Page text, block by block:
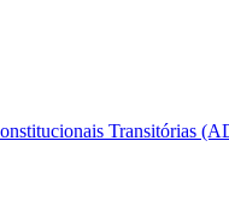
Transitórias